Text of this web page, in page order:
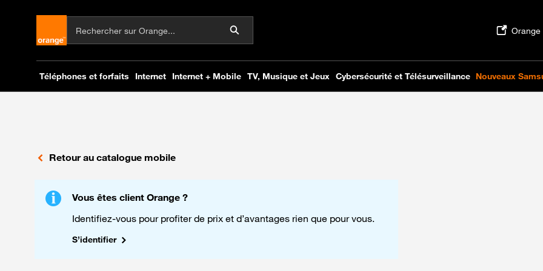
Retour au catalogue mobile
Vous êtes client Orange ?
Identifiez-vous pour profiter de prix et d’avantages rien que pour vous.
S’identifier